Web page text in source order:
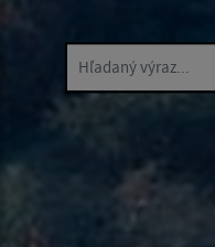
Hľadaný výraz...